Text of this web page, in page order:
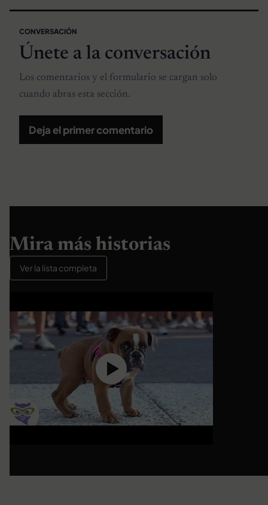
CONVERSACIÓN
Únete a la conversación
Los comentarios y el formulario se cargan solo
cuando abras esta sección.
Deja el primer comentario
Mira más historias
Ver la lista completa